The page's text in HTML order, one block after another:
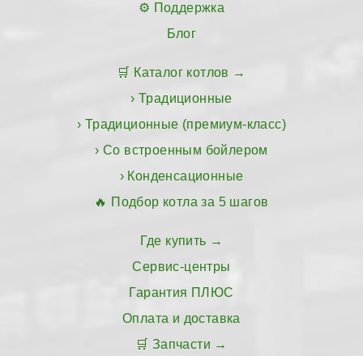
Поддержка
Блог
Каталог котлов
Традиционные
Традиционные (премиум-класс)
Со встроенным бойлером
Конденсационные
Подбор котла за 5 шагов
Где купить
Сервис-центры
Гарантия ПЛЮС
Оплата и доставка
Запчасти